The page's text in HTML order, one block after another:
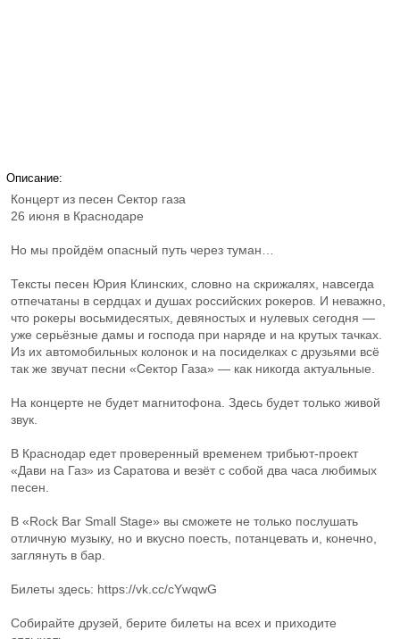
Описание:
Концерт из песен Сектор газа
26 июня в Краснодаре
Но мы пройдём опасный путь через туман…
Тексты песен Юрия Клинских, словно на скрижалях, навсегда
отпечатаны в сердцах и душах российских рокеров. И неважно,
что рокеры восьмидесятых, девяностых и нулевых сегодня —
уже серьёзные дамы и господа при наряде и на крутых тачках.
Из их автомобильных колонок и на посиделках с друзьями всё
так же звучат песни «Сектор Газа» — как никогда актуальные.
На концерте не будет магнитофона. Здесь будет только живой
звук.
В Краснодар едет проверенный временем трибьют-проект
«Дави на Газ» из Саратова и везёт с собой два часа любимых
песен.
В «Rock Bar Small Stage» вы сможете не только послушать
отличную музыку, но и вкусно поесть, потанцевать и, конечно,
заглянуть в бар.
Билеты здесь: https://vk.cc/cYwqwG
Собирайте друзей, берите билеты на всех и приходите